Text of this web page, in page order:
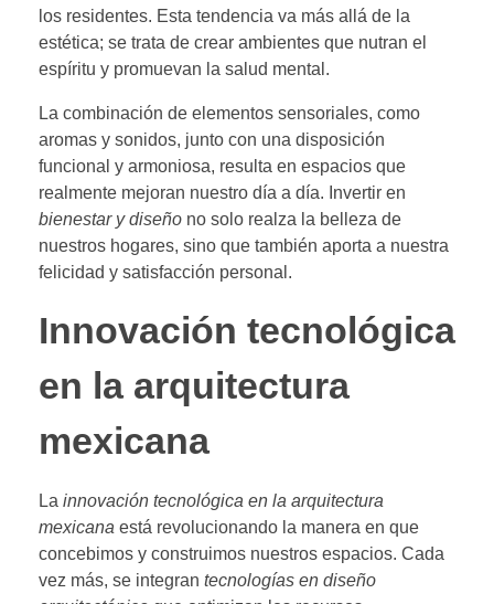
los residentes. Esta tendencia va más allá de la
estética; se trata de crear ambientes que nutran el
espíritu y promuevan la salud mental.
La combinación de elementos sensoriales, como
aromas y sonidos, junto con una disposición
funcional y armoniosa, resulta en espacios que
realmente mejoran nuestro día a día. Invertir en
bienestar y diseño no solo realza la belleza de
nuestros hogares, sino que también aporta a nuestra
felicidad y satisfacción personal.
Innovación tecnológica
en la arquitectura
mexicana
La innovación tecnológica en la arquitectura
mexicana está revolucionando la manera en que
concebimos y construimos nuestros espacios. Cada
vez más, se integran tecnologías en diseño